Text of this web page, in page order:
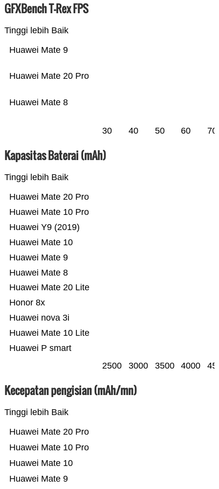
GFXBench T-Rex FPS
Tinggi lebih Baik
Huawei Mate 8
Huawei Mate 20 Pro
Huawei Mate 9
30 40 50 60 70
Kapasitas Baterai (mAh)
Tinggi lebih Baik
Huawei P smart
Huawei Mate 10 Lite
Huawei nova 3i
Honor 8x
Huawei Mate 20 Lite
Huawei Mate 8
Huawei Mate 9
Huawei Mate 10
Huawei Y9 (2019)
Huawei Mate 10 Pro
Huawei Mate 20 Pro
2500 3000 3500 4000
Kecepatan pengisian (mAh/mn)
Tinggi lebih Baik
Huawei Mate 9
Huawei Mate 10
Huawei Mate 10 Pro
Huawei Mate 20 Pro